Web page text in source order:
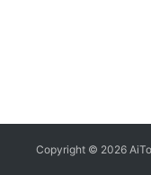
Copyright © 2026